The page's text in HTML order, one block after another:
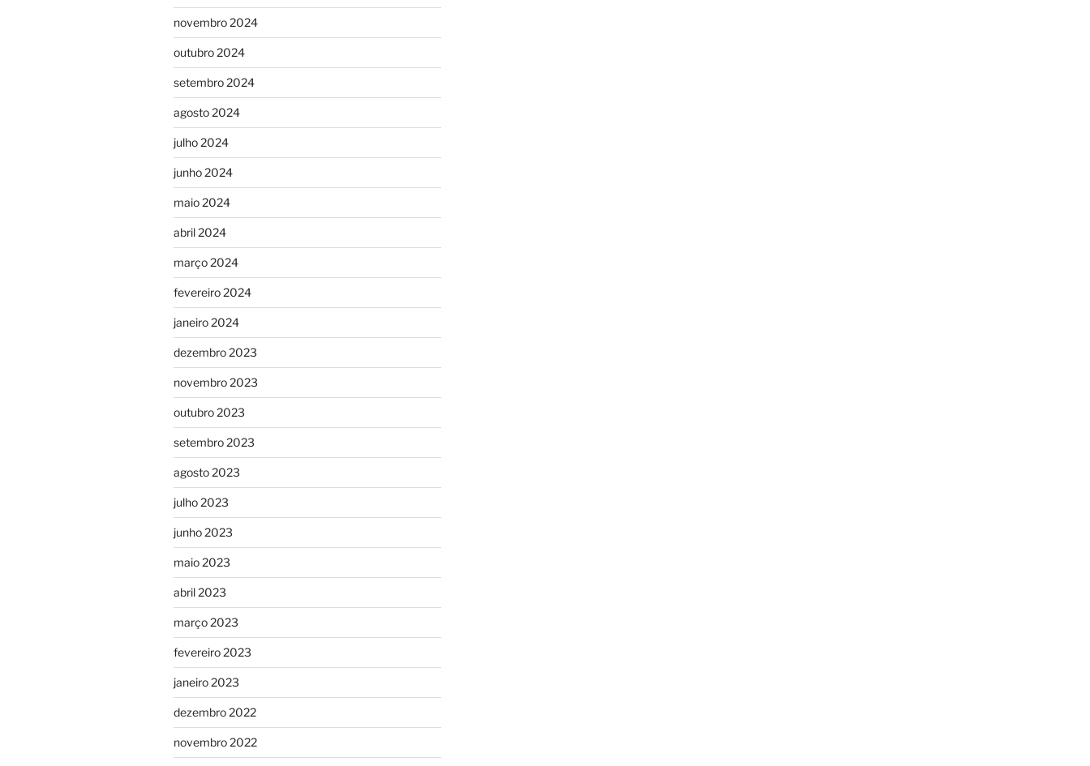
novembro 2024
outubro 2024
setembro 2024
agosto 2024
julho 2024
junho 2024
maio 2024
abril 2024
março 2024
fevereiro 2024
janeiro 2024
dezembro 2023
novembro 2023
outubro 2023
setembro 2023
agosto 2023
julho 2023
junho 2023
maio 2023
abril 2023
março 2023
fevereiro 2023
janeiro 2023
dezembro 2022
novembro 2022